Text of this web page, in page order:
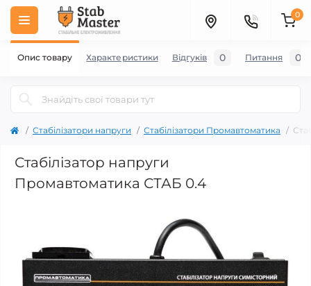
0
Стабілізатори напруги Стабілізатори Промавтоматика
Стабілізатор напруги
Промавтоматика СТАБ 0.4
Опис товару Характеристики Відгуків 0 Питання 0